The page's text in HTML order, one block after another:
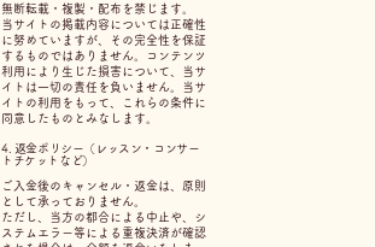
無断転載・複製・配布を禁じます。
当サイトの掲載内容については正確性
に努めていますが、その完全性を保証
するものではありません。コンテンツ
利用により生じた損害について、当サ
イトは一切の責任を負いません。
当サ
イトの利用をもって、これらの条件に
同意したものとみなします。
4. 返金ポリシー（レッスン・コンサー
トチケットなど）
ご入金後のキャンセル・返金は、原則
として承っておりません。
ただし、当方の都合による中止や、シ
ステムエラー等による重複決済が確認